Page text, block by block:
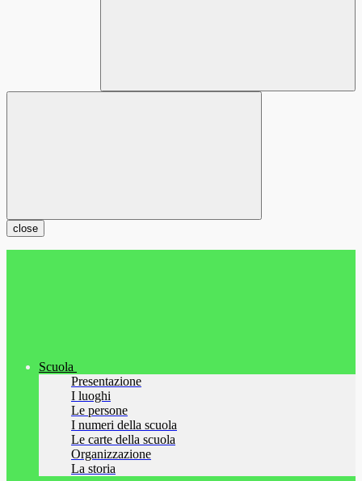
close
Scuola
Presentazione
I luoghi
Le persone
I numeri della scuola
Le carte della scuola
Organizzazione
La storia